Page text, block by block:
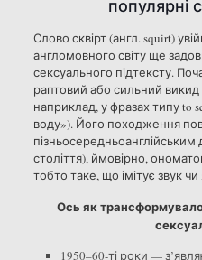
популярні
Слово сквірт (англ. squirt)
англомовного світу ще
сексуального підтексту.
раптовий або сильний
наприклад, у фразах типу to
воду»). Його походження
пізньосередньоанглійським
століття), ймовірно,
тобто таке, що імітує звук
Ось як
1950–60-ті роки —